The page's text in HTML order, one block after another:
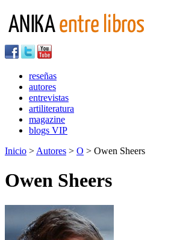
reseñas
autores
entrevistas
artiliteratura
magazine
blogs VIP
Inicio > Autores > O > Owen Sheers
Owen Sheers